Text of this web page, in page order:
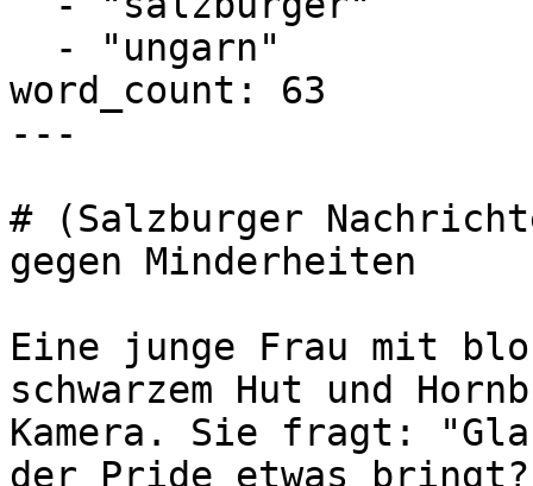
word_count: 63
---
# (Salzburger
gegen Minderheiten
Eine junge Frau mit
schwarzem Hut und
Kamera. Sie fragt:
der Pride etwas